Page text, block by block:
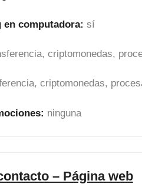
en computadora: sí
criptomonedas,
criptomonedas,
ninguna
– Página web